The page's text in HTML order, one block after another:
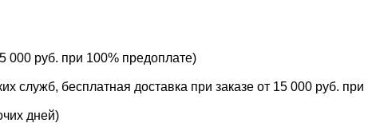
000 руб. при 100% предоплате)
служб, бесплатная доставка при заказе от 15 000 руб. при
дней)